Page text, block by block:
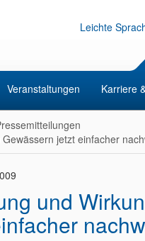
Leichte
Veranstaltungen Karriere
jetzt einfacher
und